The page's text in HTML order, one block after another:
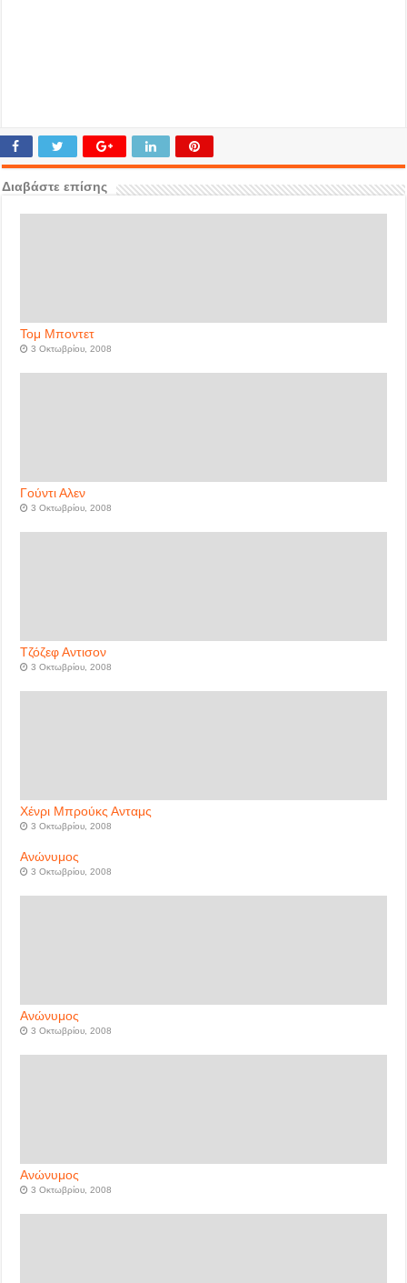
Διαβάστε επίσης
Τομ Μποντετ
3 Οκτωβρίου, 2008
Γούντι Αλεν
3 Οκτωβρίου, 2008
Τζόζεφ Αντισον
3 Οκτωβρίου, 2008
Χένρι Μπρούκς Ανταμς
3 Οκτωβρίου, 2008
Ανώνυμος
3 Οκτωβρίου, 2008
Ανώνυμος
3 Οκτωβρίου, 2008
Ανώνυμος
3 Οκτωβρίου, 2008